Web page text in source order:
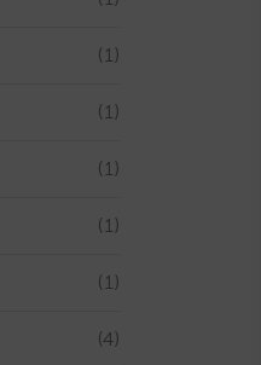
(1)
(1)
(1)
(1)
(1)
(4)